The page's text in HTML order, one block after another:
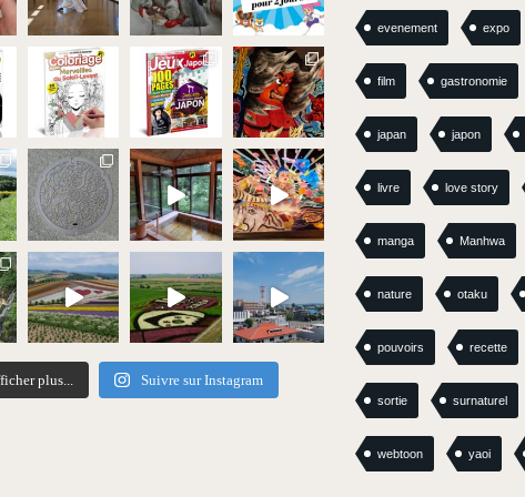
plus... Suivre sur Instagram
evenement expo
film gastronomie
japan japon
livre love story
manga Manhwa
nature otaku
pouvoirs recette
sortie surnaturel
webtoon yaoi